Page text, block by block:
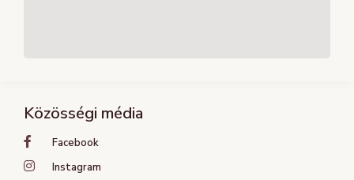
Közösségi média
Facebook
Instagram